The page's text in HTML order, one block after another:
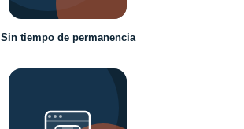
Sin tiempo de permanencia